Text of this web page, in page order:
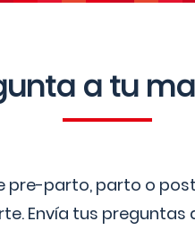
a tu
pre-parto, parto o
Envía tus